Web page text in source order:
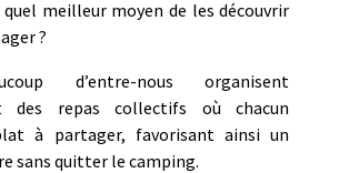
meilleur moyen de les découvrir
?
d’entre-nous organisent
des repas collectifs où chacun
à partager, favorisant ainsi un
sans quitter le camping.